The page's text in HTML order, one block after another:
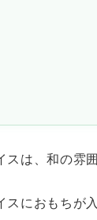
スは、和の雰
スにおもちが